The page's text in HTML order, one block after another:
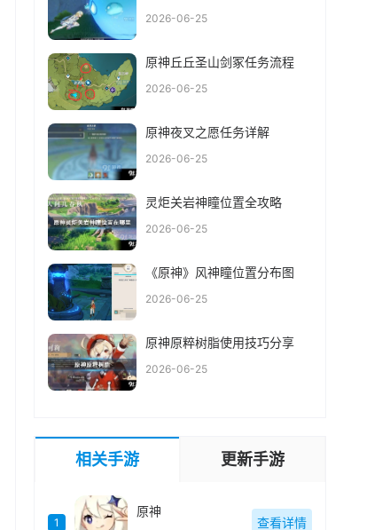
2026-06-25
原神丘丘圣山剑冢任务流程
2026-06-25
原神夜叉之愿任务详解
2026-06-25
灵炬关岩神瞳位置全攻略
2026-06-25
《原神》风神瞳位置分布图
2026-06-25
原神原粹树脂使用技巧分享
2026-06-25
相关手游 更新手游
1
原神
查看详情